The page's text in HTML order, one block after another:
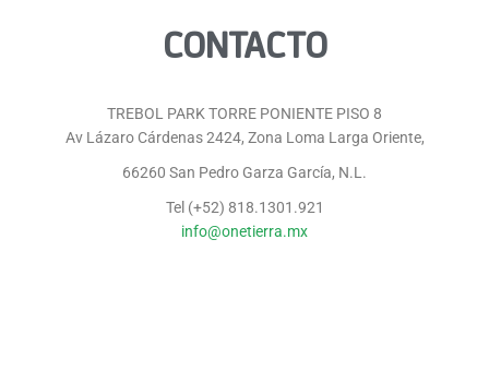
CONTACTO
TREBOL PARK TORRE PONIENTE PISO 8
Av Lázaro Cárdenas 2424, Zona Loma Larga Oriente,
66260 San Pedro Garza García, N.L.
Tel (+52) 818.1301.921
info@onetierra.mx